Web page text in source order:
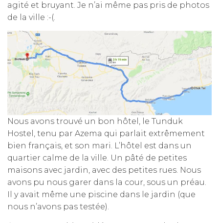
agité et bruyant. Je n’ai même pas pris de photos
de la ville :-(.
Nous avons trouvé un bon hôtel, le Tunduk
Hostel, tenu par Azema qui parlait extrêmement
bien français, et son mari. L’hôtel est dans un
quartier calme de la ville. Un pâté de petites
maisons avec jardin, avec des petites rues. Nous
avons pu nous garer dans la cour, sous un préau.
Il y avait même une piscine dans le jardin (que
nous n’avons pas testée).